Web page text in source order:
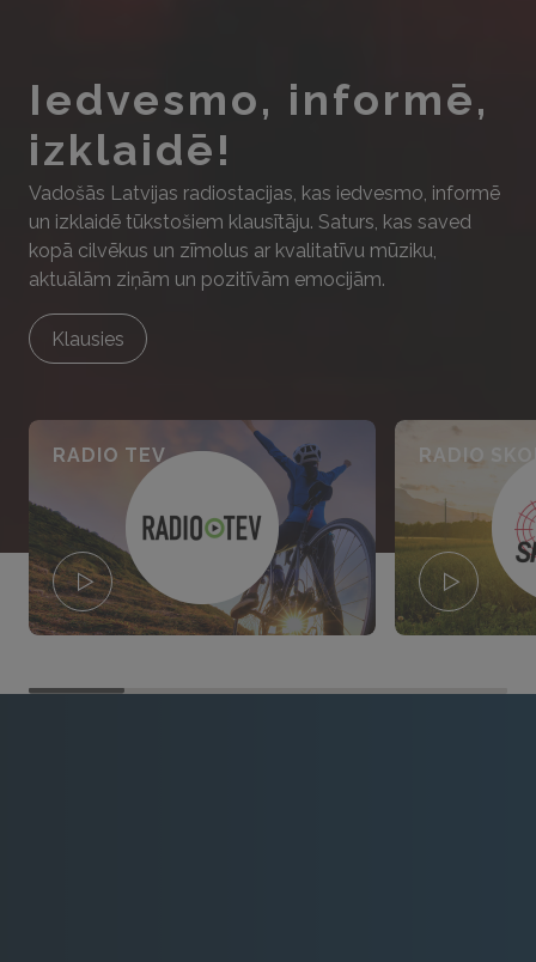
Iedvesmo, informē,
izklaidē!
Vadošās Latvijas radiostacijas, kas iedvesmo, informē
un izklaidē tūkstošiem klausītāju. Saturs, kas saved
kopā cilvēkus un zīmolus ar kvalitatīvu mūziku,
aktuālām ziņām un pozitīvām emocijām.
Klausies
RADIO TEV RADIO